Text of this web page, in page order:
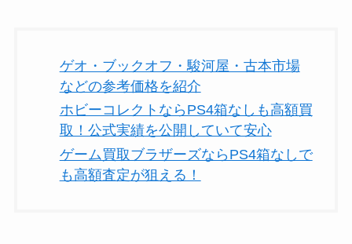
ゲオ・ブックオフ・駿河屋・古本市場
などの参考価格を紹介
ホビーコレクトならPS4箱なしも高額買
取！公式実績を公開していて安心
ゲーム買取ブラザーズならPS4箱なしで
も高額査定が狙える！